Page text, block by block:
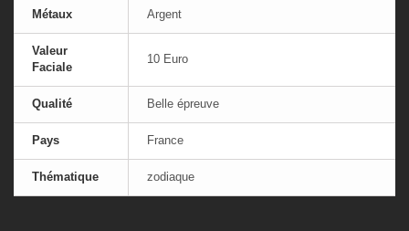
Métaux Argent
Valeur
Faciale
10 Euro
Qualité Belle épreuve
Pays France
Thématique zodiaque